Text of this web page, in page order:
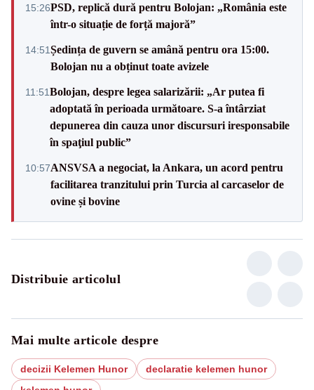
15:26PSD, replică dură pentru Bolojan: „România este
într-o situație de forță majoră”
14:51Ședința de guvern se amână pentru ora 15:00.
Bolojan nu a obținut toate avizele
11:51Bolojan, despre legea salarizării: „Ar putea fi
adoptată în perioada următoare. S-a întârziat
depunerea din cauza unor discursuri iresponsabile
în spaţiul public”
10:57ANSVSA a negociat, la Ankara, un acord pentru
facilitarea tranzitului prin Turcia al carcaselor de
ovine și bovine
Distribuie articolul
Mai multe articole despre
decizii Kelemen Hunor
declaratie kelemen hunor